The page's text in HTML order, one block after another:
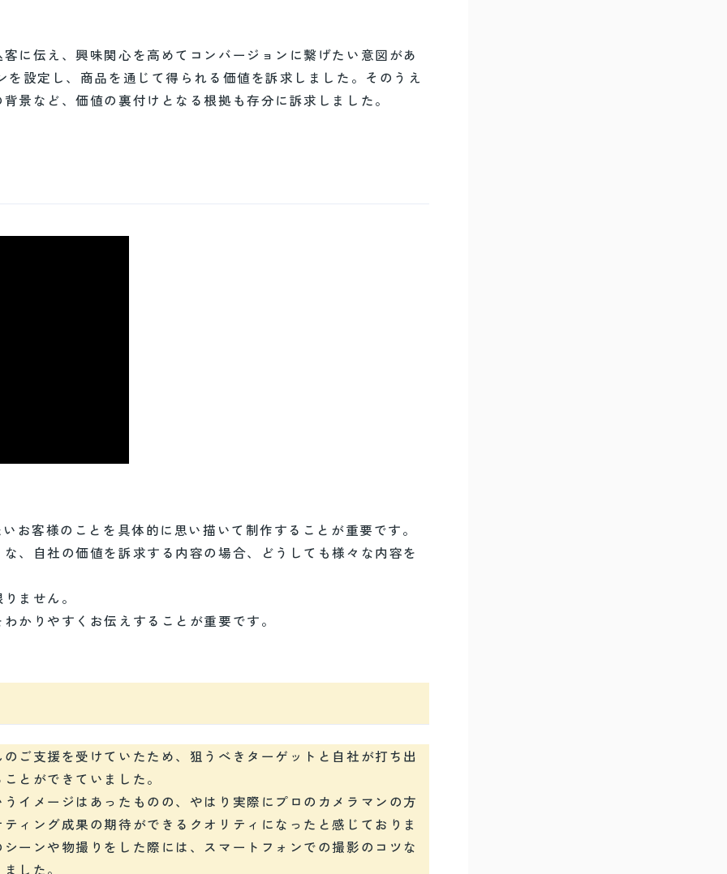
に伝え、興味関心を高めてコンバージョンに繋げたい意図があ
設定し、商品を通じて得られる価値を訴求しました。そのうえ
景など、価値の裏付けとなる根拠も存分に訴求しました。
お客様のことを具体的に思い描いて制作することが重要です。
、自社の価値を訴求する内容の場合、どうしても様々な内容を
ません。
かりやすくお伝えすることが重要です。
支援を受けていたため、狙うべきターゲットと自社が打ち出
とができていました。
メージはあったものの、やはり実際にプロのカメラマンの方
ィング成果の期待ができるクオリティになったと感じておりま
ーンや物撮りをした際には、スマートフォンでの撮影のコツな
した。